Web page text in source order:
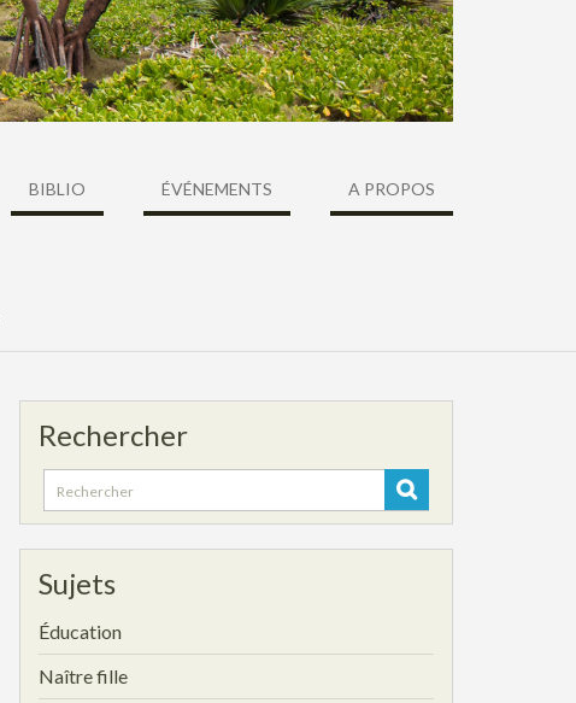
BIBLIO ÉVÉNEMENTS A PROPOS
Rechercher
Search
for:
Sujets
Éducation
Naître fille